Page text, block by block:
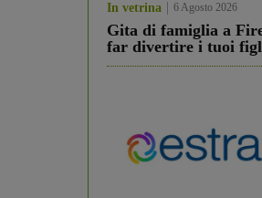
In vetrina 6 Agosto 2026
Gita di famiglia a
far divertire i tuoi